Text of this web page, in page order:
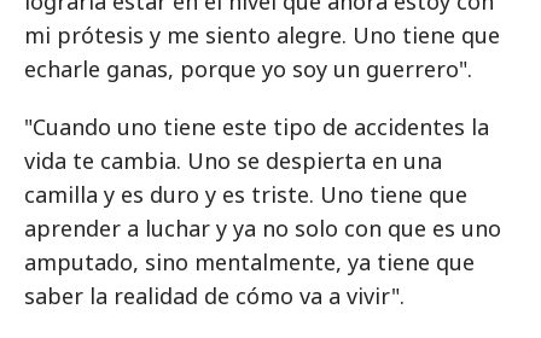
mi prótesis y me siento alegre. Uno tiene que
echarle ganas, porque yo soy un guerrero".
"Cuando uno tiene este tipo de accidentes la
vida te cambia. Uno se despierta en una
camilla y es duro y es triste. Uno tiene que
aprender a luchar y ya no solo con que es uno
amputado, sino mentalmente, ya tiene que
saber la realidad de cómo va a vivir".